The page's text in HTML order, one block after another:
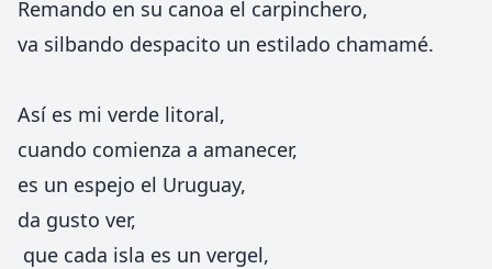
Remando en su canoa el carpinchero,
va silbando despacito un estilado chamamé.
Así es mi verde litoral,
cuando comienza a amanecer,
es un espejo el Uruguay,
da gusto ver,
que cada isla es un vergel,